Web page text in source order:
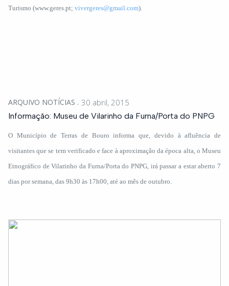
Turismo (www.geres.pt; vivergeres@gmail.com).
ARQUIVO NOTÍCIAS 30 abril, 2015
Informação: Museu de Vilarinho da Furna/Porta do PNPG
O Município de Terras de Bouro informa que, devido à afluência de
visitantes que se tem verificado e face à aproximação da época alta, o Museu
Etnográfico de Vilarinho da Furna/Porta do PNPG, irá passar a estar aberto 7
dias por semana, das 9h30 às 17h00, até ao mês de outubro.